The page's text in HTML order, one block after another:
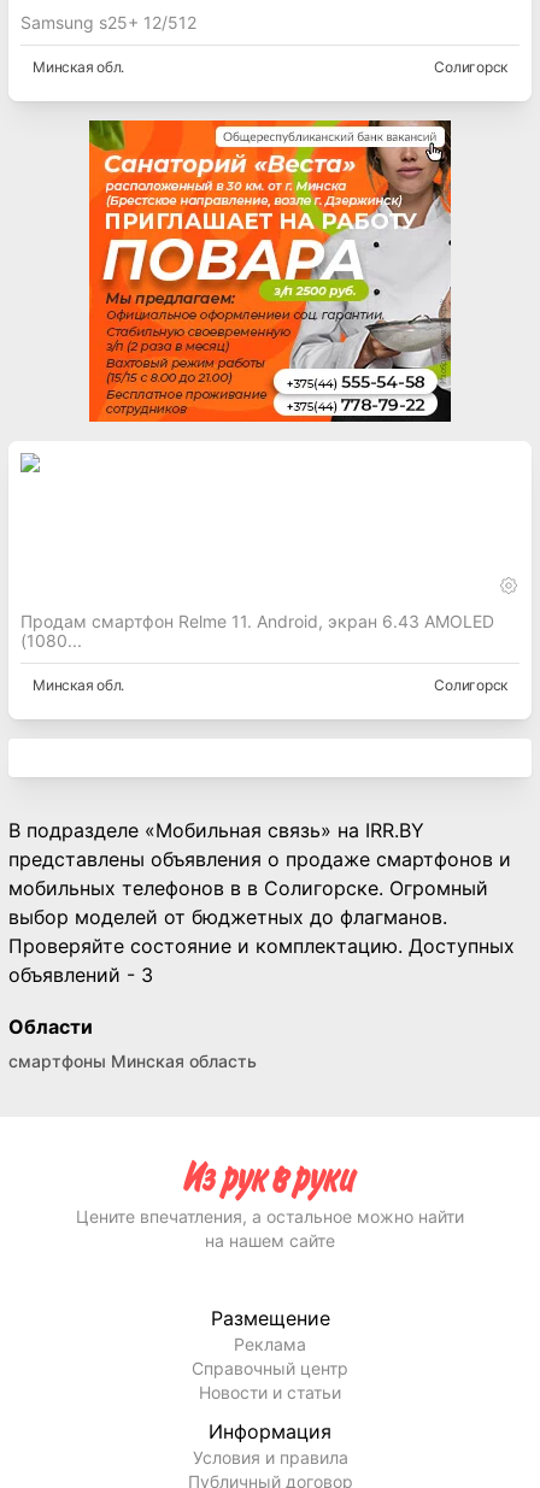
Samsung s25+ 12/512
Минская обл. Солигорск
Продам смартфон Relme 11. Android, экран 6.43 AMOLED
(1080...
Минская обл. Солигорск
В подразделе «Мобильная связь» на IRR.BY
представлены объявления о продаже смартфонов и
мобильных телефонов в в Солигорске. Огромный
выбор моделей от бюджетных до флагманов.
Проверяйте состояние и комплектацию. Доступных
объявлений - 3
Области
смартфоны Минская область
Цените впечатления, а остальное можно найти
на нашем сайте
Размещение
Реклама
Справочный центр
Новости и статьи
Информация
Условия и правила
Публичный договор